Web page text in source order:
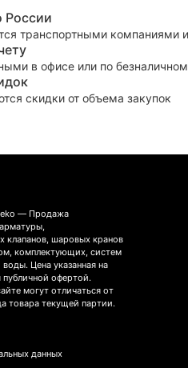
России
транспортными компаниями
в офисе или по
скидки от объема закупок
— Продажа
клапанов, шаровых кранов
комплектующих, систем
Цена указанная на
публичной офертой.
могут отличаться от
товара текущей партии.
данных